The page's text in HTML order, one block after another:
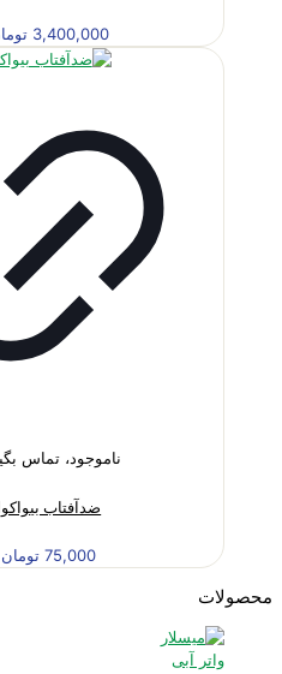
3,400,000
ناموجود، تماس
ضدآفتاب
75,000 تومان
محصولات